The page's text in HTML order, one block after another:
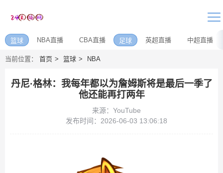
篮球 NBA直播 CBA直播 足球 英超直播 中超直播
当前位置： 首页 篮球 NBA
丹尼·格林：我每年都以为詹姆斯将是最后一季了
他还能再打两年
来源：YouTube
发布时间：2026-06-03 13:06:18